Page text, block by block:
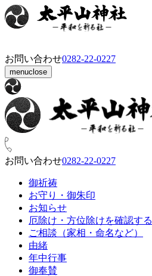
お問い合わせ0282‑22‑0227
menuclose
お問い合わせ0282‑22‑0227
御祈祷
お守り・御朱印
お知らせ
厄除け・方位除けを確認する
ご相談（家相・命名など）
由緒
年中行事
御奉賛